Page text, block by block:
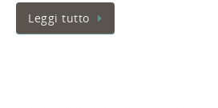
Leggi tutto